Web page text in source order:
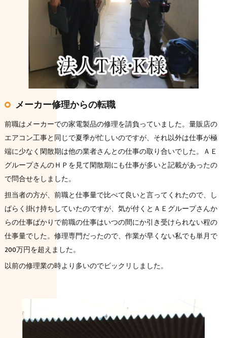
メーカー修理からの転職
前職はメーカーでの家電製品の修理を請負っていました。量販店の
エアコン工事と同じで夏季が忙しいのですが、それ以外は仕事が極
端に少なく閑散期は他の業者さんとの仕事の取り合いでした。ＡＥ
グループさんのＨＰを見て閑散期にも仕事が多いと記載があったの
で問合せをしました。
担当者の方が、前職と仕事量で比べて良いと言ってくれたので、し
ばらく掛け持ちしていたのですが、気が付くとＡＥグループさんか
らの仕事ばかりで前職の仕事はいつの間にか引き受けられない程の
仕事量でした。修理専門だったので、作業が早くない私でも単月で
200万円を超えました。
以前の修理業の時より多いのでビックリしました。